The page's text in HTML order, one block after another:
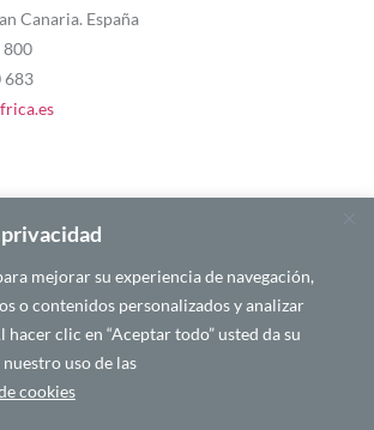
mejorar su experiencia de navegación,
o contenidos personalizados y analizar
clic en “Aceptar todo” usted da su
uso de las
cookies
Canaria. España
800
683